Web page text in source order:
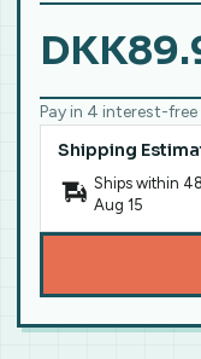
Pay in 4 interest-
Shipping
Ships within
Aug 15